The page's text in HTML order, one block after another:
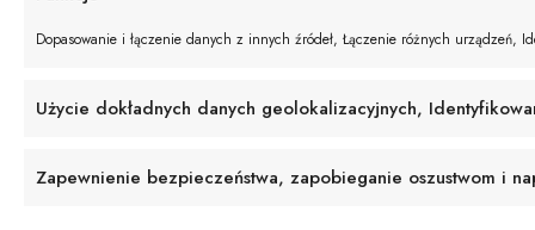
Dopasowanie i łączenie danych z innych źródeł, Łączenie różnych urządzeń,
Użycie dokładnych danych geolokalizacyjnych,
Zapewnienie bezpieczeństwa, zapobieganie oszustwom i